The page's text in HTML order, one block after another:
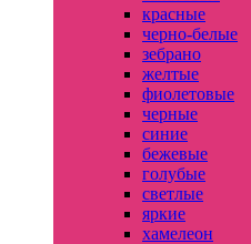
красные
черно-белые
зебрано
желтые
фиолетовые
черные
синие
бежевые
голубые
светлые
яркие
хамелеон